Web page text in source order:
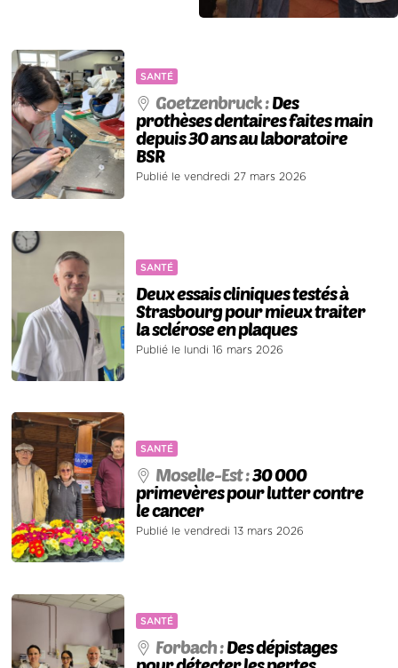
SANTÉ
Goetzenbruck :Des
prothèses dentaires faites main
depuis 30 ans au laboratoire
BSR
Publié le vendredi 27 mars 2026
SANTÉ
Deux essais cliniques testés à
Strasbourg pour mieux traiter
la sclérose en plaques
Publié le lundi 16 mars 2026
SANTÉ
Moselle-Est :30 000
primevères pour lutter contre
le cancer
Publié le vendredi 13 mars 2026
SANTÉ
Forbach :Des dépistages